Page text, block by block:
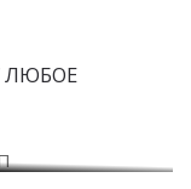
ЛЮБОЕ